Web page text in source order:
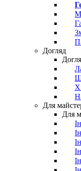
Догляд
Для
Для